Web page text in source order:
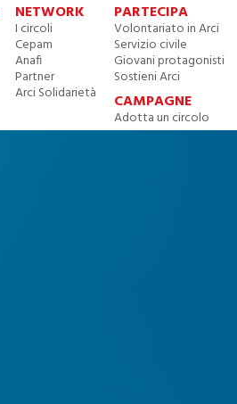
NETWORK
I circoli
Cepam
Anafi
Partner
Arci Solidarietà
PARTECIPA
Volontariato in Arci
Servizio civile
Giovani protagonisti
Sostieni Arci
CAMPAGNE
Adotta un circolo